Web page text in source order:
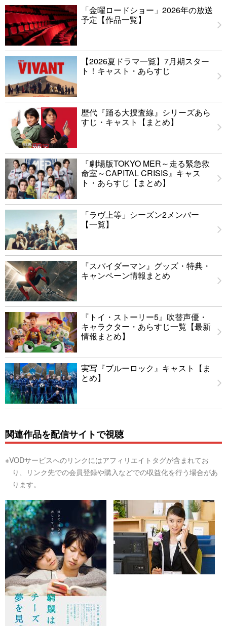
「金曜ロードショー」2026年の放送
予定【作品一覧】
【2026夏ドラマ一覧】7月期スター
ト！キャスト・あらすじ
歴代『踊る大捜査線』シリーズあら
すじ・キャスト【まとめ】
『劇場版TOKYO MER～走る緊急救
命室～CAPITAL CRISIS』キャス
ト・あらすじ【まとめ】
「ラヴ上等」シーズン2メンバー
【一覧】
『スパイダーマン』グッズ・特典・
キャンペーン情報まとめ
『トイ・ストーリー5』吹替声優・
キャラクター・あらすじ一覧【最新
情報まとめ】
実写『ブルーロック』キャスト【ま
とめ】
関連作品を配信サイトで視聴
※VODサービスへのリンクにはアフィリエイトタグが含まれてお
り、リンク先での会員登録や購入などでの収益化を行う場合があ
ります。